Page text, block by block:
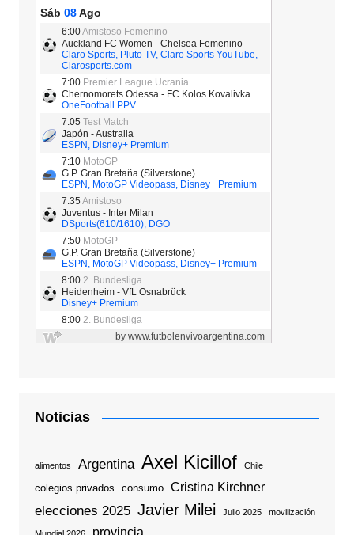
Noticias
alimentos Argentina Axel Kicillof Chile
colegios privados consumo Cristina Kirchner
elecciones 2025 Javier Milei Julio 2025 movilización
provincia